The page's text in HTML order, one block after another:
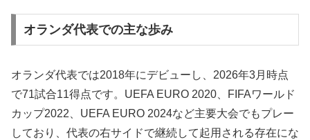
オランダ代表での主な歩み
オランダ代表では2018年にデビューし、2026年3月時点
で71試合11得点です。UEFA EURO 2020、FIFAワールド
カップ2022、UEFA EURO 2024など主要大会でもプレー
しており、代表の右サイドで継続して起用される存在にな